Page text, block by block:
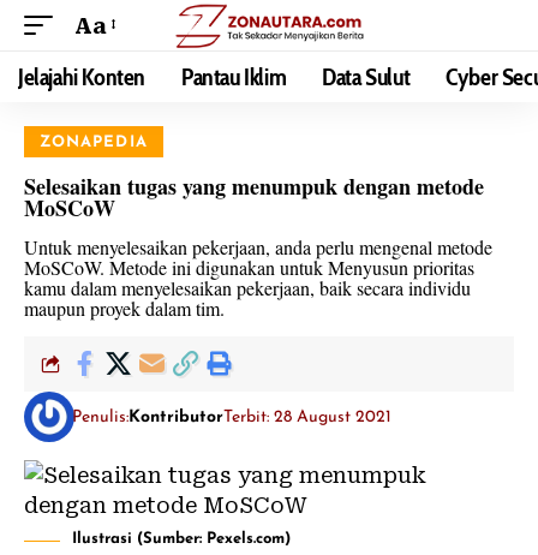
Aa
Jelajahi Konten Pantau Iklim Data Sulut Cyber
ZONAPEDIA
Selesaikan tugas yang menumpuk dengan metode
MoSCoW
Untuk menyelesaikan pekerjaan, anda perlu mengenal metode
MoSCoW. Metode ini digunakan untuk Menyusun prioritas
kamu dalam menyelesaikan pekerjaan, baik secara individu
maupun proyek dalam tim.
Penulis: KontributorTerbit: 28 August 2021
Ilustrasi (Sumber: Pexels.com)